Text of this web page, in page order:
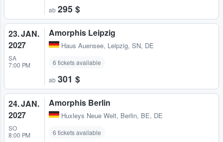
ab 295 $
23. JAN.
2027
SA
7:00 PM
Amorphis Leipzig
Haus Auensee, Leipzig, SN, DE
6 tickets available
ab 301 $
24. JAN.
2027
SO
8:00 PM
Amorphis Berlin
Huxleys Neue Welt, Berlin, BE, DE
6 tickets available